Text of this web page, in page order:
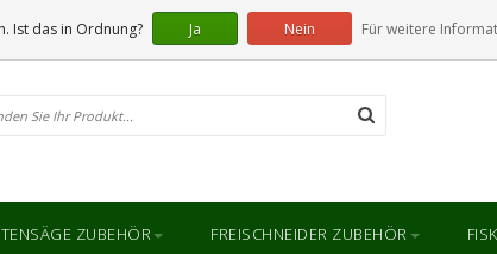
ZUBEHÖR FREISCHNEIDER ZUBEHÖR
Ist das in Ordnung? Ja Nein Für weitere